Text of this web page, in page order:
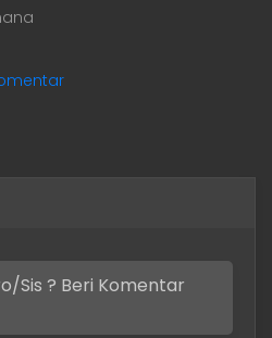
Sis ? Beri Komentar